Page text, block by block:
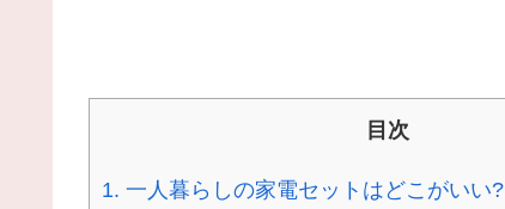
目次
1. 一人暮らしの家電セットはどこがいい?